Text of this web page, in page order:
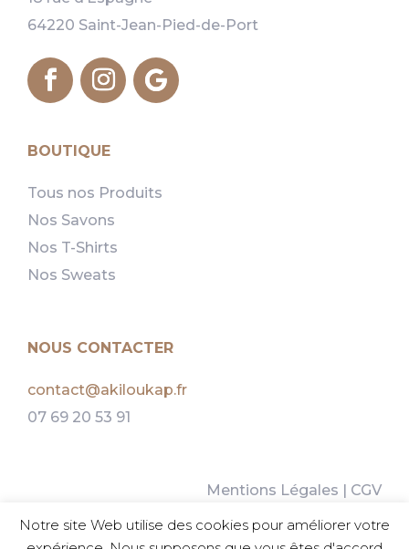
64220 Saint-Jean-Pied-de-Port
BOUTIQUE
Tous nos Produits
Nos Savons
Nos T-Shirts
Nos Sweats
NOUS CONTACTER
contact@akiloukap.fr
07 69 20 53 91
Mentions Légales
CGV
Politique d’Utilisation des Cookies
Guide des tailles
Notre site Web utilise des cookies pour améliorer votre